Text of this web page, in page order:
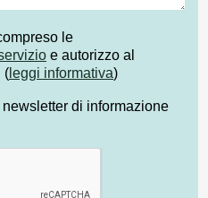
le
e autorizzo al
( leggi informativa)
di informazione